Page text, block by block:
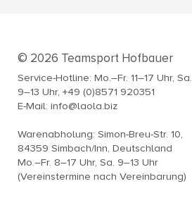
© 2026 Teamsport Hofbauer
Service-Hotline: Mo.–Fr. 11–17 Uhr, Sa.
9–13 Uhr, +49 (0)8571 920351
E-Mail: info@laola.biz
Warenabholung: Simon-Breu-Str. 10,
84359 Simbach/Inn, Deutschland
Mo.–Fr. 8–17 Uhr, Sa. 9–13 Uhr
(Vereinstermine nach Vereinbarung)